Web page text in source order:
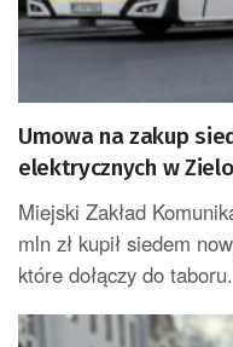
Umowa na zakup
elektrycznych w
Miejski Zakład
mln zł kupił siedem
które dołączy do